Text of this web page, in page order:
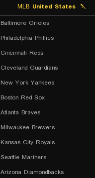
United States
Baltimore Orioles
Philadelphia Phillies
Cincinnati Reds
Cleveland Guardians
New York Yankees
Boston Red Sox
Atlanta Braves
Milwaukee Brewers
Kansas City Royals
Seattle Mariners
Arizona Diamondbacks